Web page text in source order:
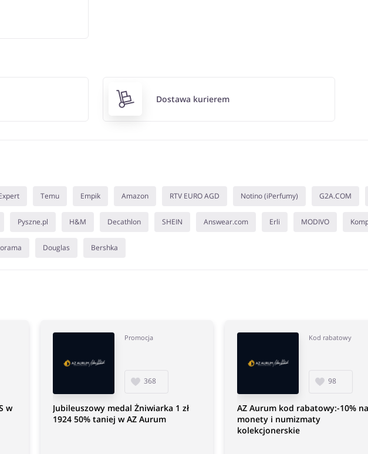
Dostawa kurierem
Temu Empik Amazon RTV EURO AGD Notino (iPerfumy) G2A.COM
Pyszne.pl H&M Decathlon SHEIN Answear.com Erli MODIVO
Douglas Bershka
w
Promocja
368
Jubileuszowy medal Żniwiarka 1 zł
1924 50% taniej w AZ Aurum
Kod rabatowy
98
AZ Aurum kod rabatowy:-10% na
monety i numizmaty
kolekcjonerskie